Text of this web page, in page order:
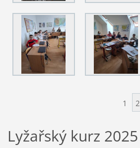
1 2
Lyžařský kurz 2025